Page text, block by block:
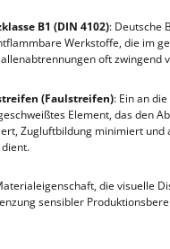
B1 (DIN 4102): Deutsche
Werkstoffe, die im
oft zwingend
(Faulstreifen): Ein an
Element, das den
Zugluftbildung minimiert und
die visuelle
sensibler